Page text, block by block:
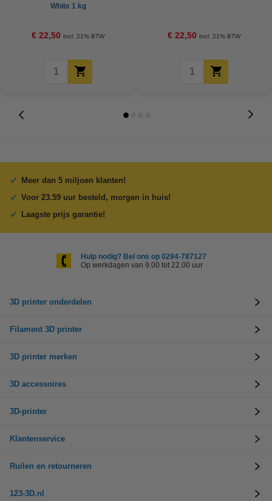
White 1 kg
€ 22,50 Incl. 21% BTW € 22,50 Incl. 21% BTW
Meer dan 5 miljoen klanten!
Voor 23.59 uur besteld, morgen in huis!
Laagste prijs garantie!
Hulp nodig? Bel ons op 0294-787127
Op werkdagen van 9.00 tot 22.00 uur
3D printer onderdelen
Filament 3D printer
3D printer merken
3D accessoires
3D-printer
Klantenservice
Ruilen en retourneren
123-3D.nl